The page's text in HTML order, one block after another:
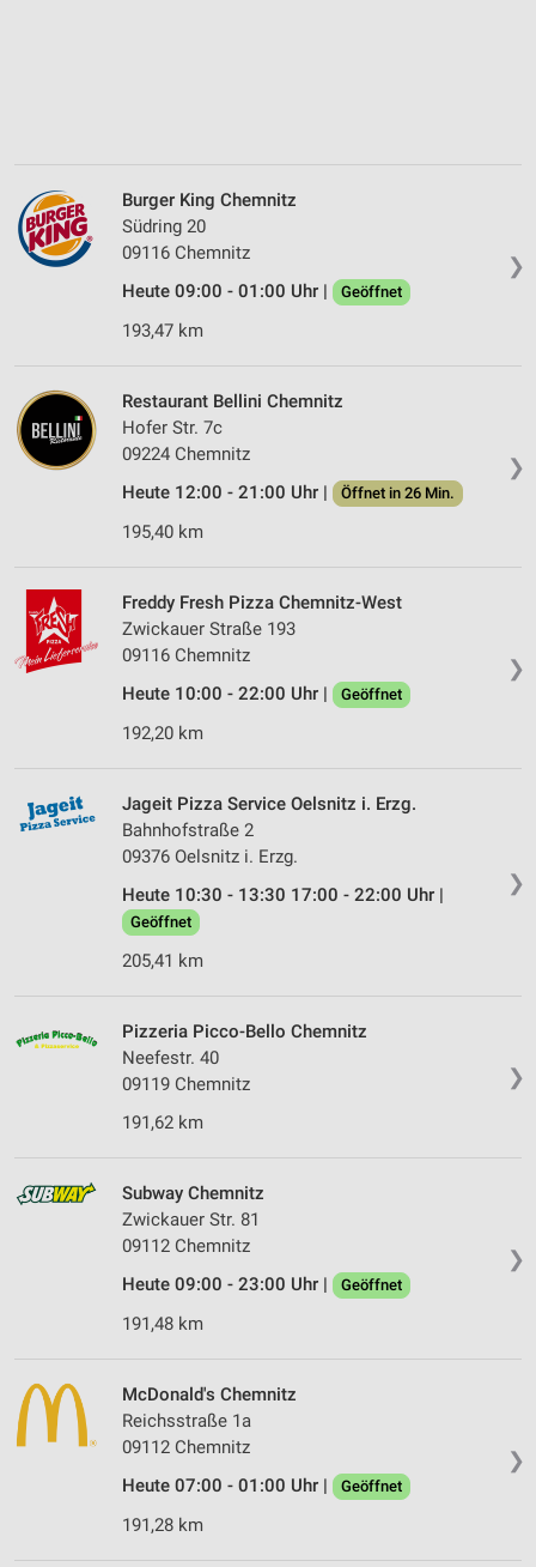
❯
Burger King Chemnitz
Südring 20
09116 Chemnitz
Heute 09:00 - 01:00 Uhr |
Geöffnet
193,47 km
❯
Restaurant Bellini Chemnitz
Hofer Str. 7c
09224 Chemnitz
Heute 12:00 - 21:00 Uhr |
Öffnet in 26 Min.
195,40 km
❯
Freddy Fresh Pizza Chemnitz-West
Zwickauer Straße 193
09116 Chemnitz
Heute 10:00 - 22:00 Uhr |
Geöffnet
192,20 km
❯
Jageit Pizza Service Oelsnitz i. Erzg.
Bahnhofstraße 2
09376 Oelsnitz i. Erzg.
Heute 10:30 - 13:30 17:00 - 22:00 Uhr |
Geöffnet
205,41 km
❯
Pizzeria Picco-Bello Chemnitz
Neefestr. 40
09119 Chemnitz
191,62 km
❯
Subway Chemnitz
Zwickauer Str. 81
09112 Chemnitz
Heute 09:00 - 23:00 Uhr |
Geöffnet
191,48 km
❯
McDonald's Chemnitz
Reichsstraße 1a
09112 Chemnitz
Heute 07:00 - 01:00 Uhr |
Geöffnet
191,28 km